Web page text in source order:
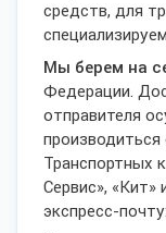
средств, для
Мы берем на
Федерации.
отправителя
производиться
Транспортных
Сервис»,
экспресс-